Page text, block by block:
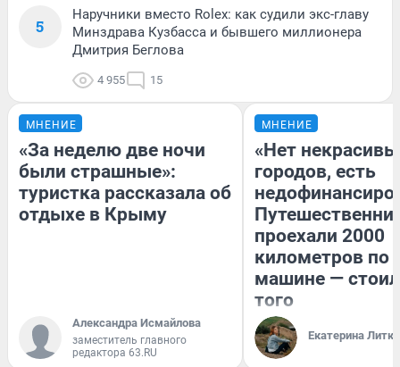
5
Наручники вместо Rolex: как судили экс-главу
Минздрава Кузбасса и бывшего миллионера
Дмитрия Беглова
4 955 15
МНЕНИЕ
«За неделю две ночи
были страшные»:
туристка рассказала об
отдыхе в Крыму
Александра Исмайлова
заместитель главного
редактора 63.RU
МНЕНИЕ
«Нет
городов, есть
проехали 2000
километров по
машине —
того
Екатерина